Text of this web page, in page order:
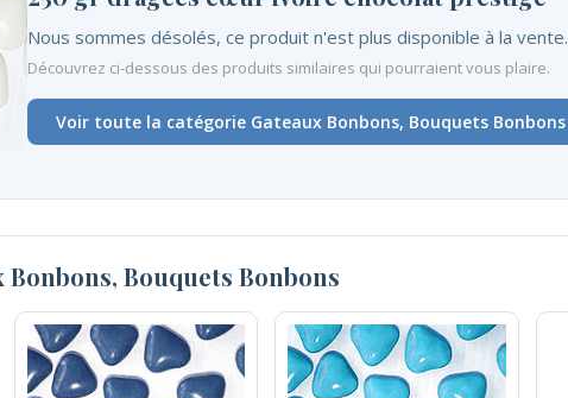
Nous sommes désolés, ce produit n'est plus disponible à la vente.
Découvrez ci-dessous des produits similaires qui pourraient vous plaire.
Voir toute la catégorie Gateaux Bonbons, Bouquets Bonbons
Bonbons, Bouquets Bonbons